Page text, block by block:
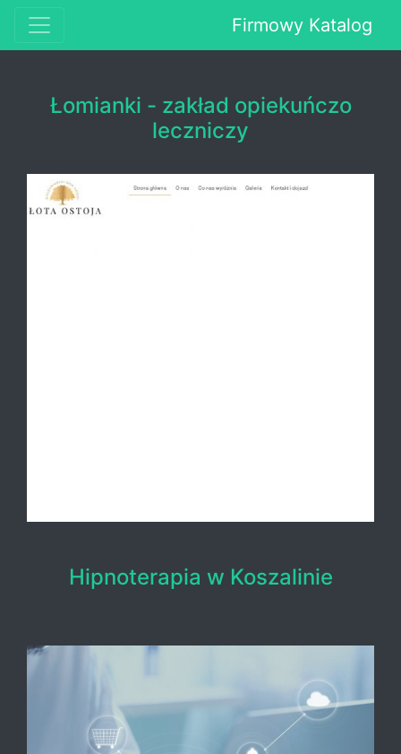
Firmowy Katalog
Łomianki - zakład opiekuńczo
leczniczy
Hipnoterapia w Koszalinie